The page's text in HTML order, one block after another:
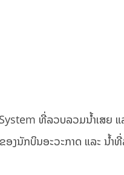
ທີ່ລວບລວມນໍ້າເສຍ ແ
ອງນັກບິນອະວະກາດ ແລະ ນໍ້າ